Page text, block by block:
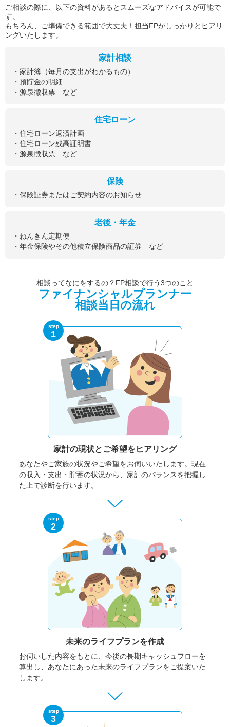
ご相談の際に、以下の資料があるとスムーズなアドバイスが可能で
す。
もちろん、ご準備できる範囲で大丈夫！担当FPがしっかりとヒアリ
ングいたします。
家計相談
・家計簿（毎月の支出がわかるもの）
・預貯金の明細
・源泉徴収票 など
住宅ローン
・住宅ローン返済計画
・住宅ローン残高証明書
・源泉徴収票 など
保険
・保険証券またはご契約内容のお知らせ
老後・年金
・ねんきん定期便
・年金保険やその他積立保険商品の証券 など
相談ってなにをするの？FP相談で行う3つのこと
ファイナンシャルプランナー
相談当日の流れ
step
1
家計の現状と ご希望をヒアリング
あなたやご家族の状況やご希望をお伺いいたします。 現在
の収入・支出・貯蓄の状況から、家計のバランスを把握し
た上で診断を行います。
step
2
未来のライフプランを作成
お伺いした内容をもとに、今後の長期キャッシュフローを
算出し、あなたにあった未来のライフプランをご提案いた
します。
step
3